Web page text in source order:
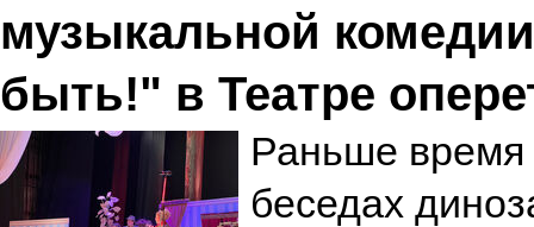
музыкальной
быть!" в Театре
Раньше время
беседах